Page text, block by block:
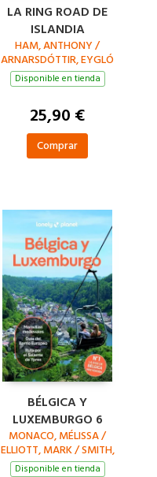
LA RING ROAD DE
ISLANDIA
HAM, ANTHONY /
ARNARSDÓTTIR, EYGLÓ
SVALA / AVERBUCK,
ALEXIS / BREMNER, JADE
Disponible en tienda
25,90 €
Comprar
BÉLGICA Y
LUXEMBURGO 6
MONACO, MÉLISSA /
ELLIOTT, MARK / SMITH,
HELENA
Disponible en tienda